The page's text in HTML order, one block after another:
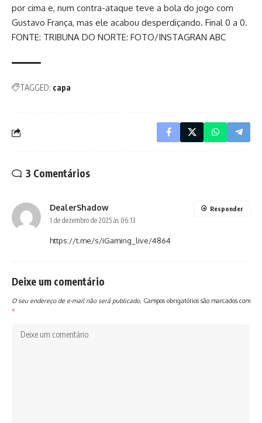
por cima e, num contra-ataque teve a bola do jogo com
Gustavo França, mas ele acabou desperdiçando. Final 0 a 0.
FONTE: TRIBUNA DO NORTE: FOTO/INSTAGRAN ABC
TAGGED: capa
3 Comentários
DealerShadow
1 de dezembro de 2025 às 06:13
https://t.me/s/iGaming_live/4864
Responder
Deixe um comentário
O seu endereço de e-mail não será publicado. Campos obrigatórios são marcados com
*